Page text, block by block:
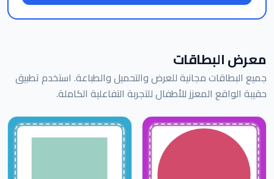
معرض البطاقات
جميع البطاقات مجانية للعرض والتحميل والطباعة. استخدم تطبيق
حقيبة الواقع المعزز للأطفال للتجربة التفاعلية الكاملة.